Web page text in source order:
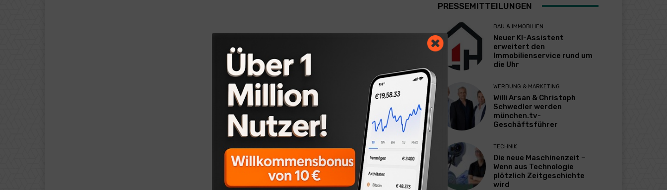
PRESSEMITTEILUNGEN
BAU & IMMOBILIEN
Neuer KI-Assistent
erweitert den
Immobilienservice rund um
die Uhr
WERBUNG & MARKETING
Willi Arsan & Christoph
Schwedler werden
münchen.tv-
Geschäftsführer
TECHNIK
Die neue Maschinenzeit –
Wenn aus Technologie
plötzlich Zeitgeschichte
wird